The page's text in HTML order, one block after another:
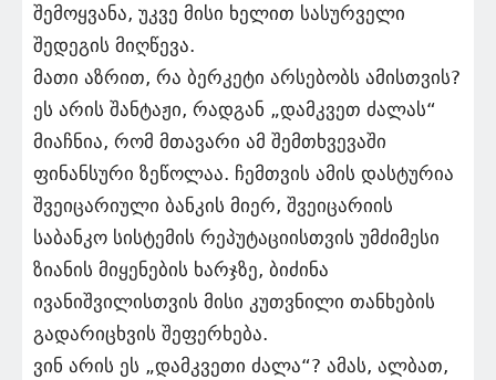
შემოყვანა, უკვე მისი ხელით სასურველი
შედეგის მიღწევა.
მათი აზრით, რა ბერკეტი არსებობს ამისთვის?
ეს არის შანტაჟი, რადგან „დამკვეთ ძალას“
მიაჩნია, რომ მთავარი ამ შემთხვევაში
ფინანსური ზეწოლაა. ჩემთვის ამის დასტურია
შვეიცარიული ბანკის მიერ, შვეიცარიის
საბანკო სისტემის რეპუტაციისთვის უმძიმესი
ზიანის მიყენების ხარჯზე, ბიძინა
ივანიშვილისთვის მისი კუთვნილი თანხების
გადარიცხვის შეფერხება.
ვინ არის ეს „დამკვეთი ძალა“? ამას, ალბათ,